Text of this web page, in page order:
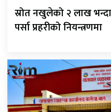
स्रोत नखुलेको २ लाख
पर्सा प्रहरीको नियन्त्रणमा